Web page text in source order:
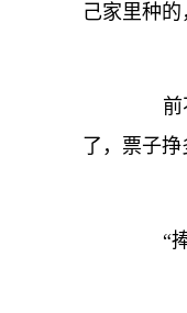
己家里种
前不
了，票子
“捧